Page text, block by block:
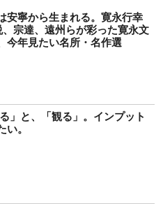
安寧から生まれる。寛永行幸
、宗達、遠州らが彩った寛永文
今年見たい名所・名作選
」と、「観る」。インプット
い。